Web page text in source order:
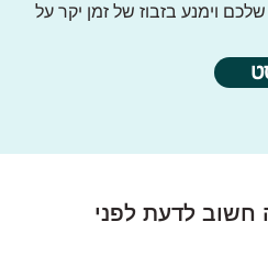
וימנע בזבוז של זמן יקר על
חשוב לדעת לפני